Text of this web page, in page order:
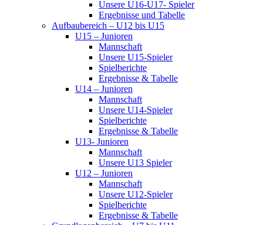
Unsere U16-U17- Spieler
Ergebnisse und Tabelle
Aufbaubereich – U12 bis U15
U15 – Junioren
Mannschaft
Unsere U15-Spieler
Spielberichte
Ergebnisse & Tabelle
U14 – Junioren
Mannschaft
Unsere U14-Spieler
Spielberichte
Ergebnisse & Tabelle
U13- Junioren
Mannschaft
Unsere U13 Spieler
U12 – Junioren
Mannschaft
Unsere U12-Spieler
Spielberichte
Ergebnisse & Tabelle